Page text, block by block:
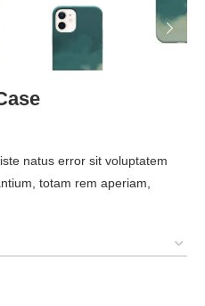
natus error sit voluptatem
totam rem aperiam,